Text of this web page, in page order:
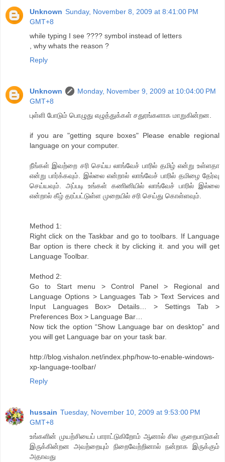
Unknown Sunday, November 8, 2009 at 8:41:00 PM
GMT+8
while typing I see ???? symbol instead of letters
, why whats the reason ?
Reply
Unknown
Monday, November 9, 2009 at 10:04:00 PM
GMT+8
புள்ளி போடும் பொழுது எழுத்துக்கள் சதுரங்களாக மாறுகின்றன.
if you are "getting squre boxes" Please enable regional
language on your computer.
நீங்கள் இவற்றை சரி செய்ய லாங்வேச் பாரில் தமிழ் என்று உள்ளதா
என்று பார்க்கவும். இல்லை என்றால் லாங்வேச் பாரில் தமிழை தேர்வு
செய்யவும். அப்படி உங்கள் கணினியில் லாங்வேச் பாரில் இல்லை
என்றால் கீழ் தரப்பட்டுள்ள முறையில் சரி செய்து கொள்ளவும்.
Method 1:
Right click on the Taskbar and go to toolbars. If Language
Bar option is there check it by clicking it. and you will get
Language Toolbar.
Method 2:
Go to Start menu > Control Panel > Regional and
Language Options > Languages Tab > Text Services and
Input Languages Box> Details… > Settings Tab >
Preferences Box > Language Bar…
Now tick the option “Show Language bar on desktop” and
you will get Language bar on your task bar.
http://blog.vishalon.net/index.php/how-to-enable-windows-
xp-language-toolbar/
Reply
hussain Tuesday, November 10, 2009 at 9:53:00 PM
GMT+8
உங்களின் முயற்சியைப் பாராட்டுகிறோம் ஆனால் சில குறைபாடுகள்
இருக்கின்றன அவற்றையும் நிறைவேற்றினால் நன்றாக இருக்கும்
அதாவது